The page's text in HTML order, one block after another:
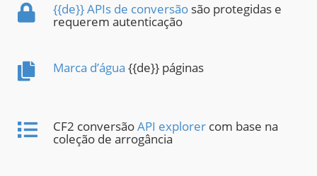
{{de}} APIs de conversão são protegidas e
requerem autenticação
Marca d’água {{de}} páginas
CF2 conversãoAPI explorer com base na
coleção de arrogância